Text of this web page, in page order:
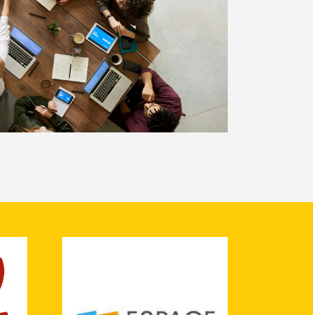
Espace Gestion 79
Espace Gestion accompagne
en conseil et formation, les